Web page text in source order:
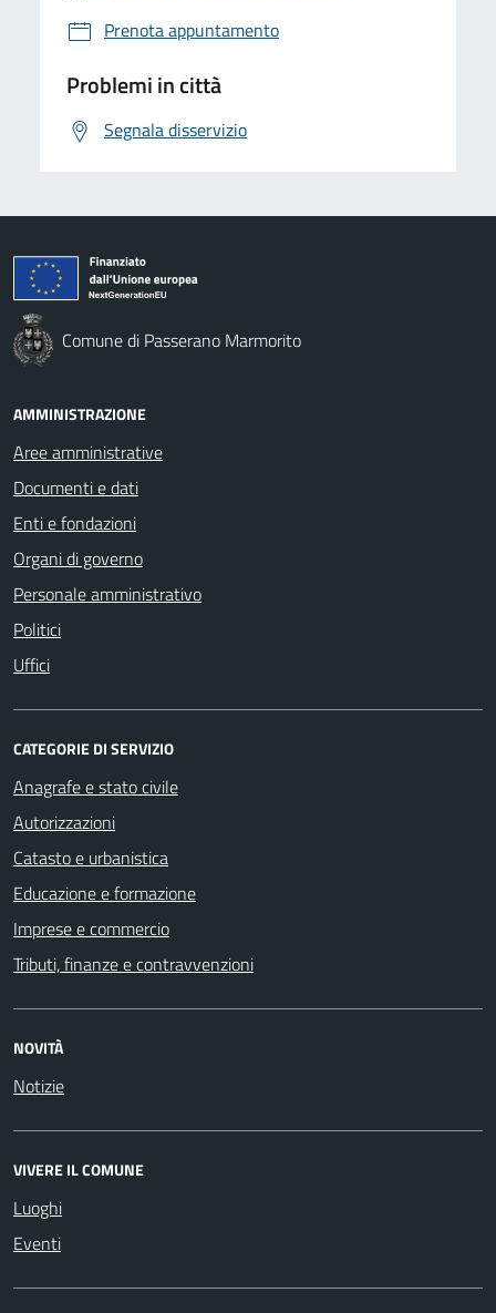
Prenota appuntamento
Problemi in città
Segnala disservizio
Comune di Passerano Marmorito
AMMINISTRAZIONE
Aree amministrative
Documenti e dati
Enti e fondazioni
Organi di governo
Personale amministrativo
Politici
Uffici
CATEGORIE DI SERVIZIO
Anagrafe e stato civile
Autorizzazioni
Catasto e urbanistica
Educazione e formazione
Imprese e commercio
Tributi, finanze e contravvenzioni
NOVITÀ
Notizie
VIVERE IL COMUNE
Luoghi
Eventi